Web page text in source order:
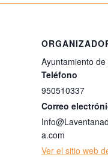
Ayuntamiento
Teléfono
950510337
Correo
a.com
Ver el sitio web